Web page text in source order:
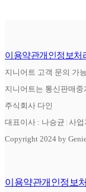
이용약관개인정보처
지니어트 고객 문의 가
지니어트는 통신판매
주식회사 다인
대표이사 : 나승균 사업
Copyright 2024 by
이용약관개인정보